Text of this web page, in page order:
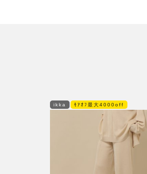
ikka ﾓｱｵﾌ最大4000off